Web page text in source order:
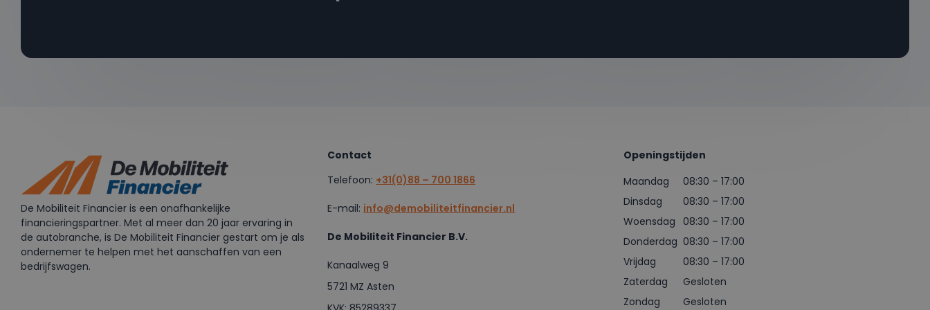
De Mobiliteit Financier is een onafhankelijke
financieringspartner. Met al meer dan 20 jaar ervaring in
de autobranche, is De Mobiliteit Financier gestart om je als
ondernemer te helpen met het aanschaffen van een
bedrijfswagen.
Contact
Telefoon: +31(0)88 – 700 1866
E-mail: info@demobiliteitfinancier.nl
De Mobiliteit Financier B.V.
Kanaalweg 9
5721 MZ Asten
Openingstijden
Maandag
08:30 – 17:00
Dinsdag
08:30 – 17:00
Woensdag 08:30 – 17:00
Donderdag 08:30 – 17:00
Vrijdag
08:30 – 17:00
Zaterdag
Gesloten
Zondag
Gesloten